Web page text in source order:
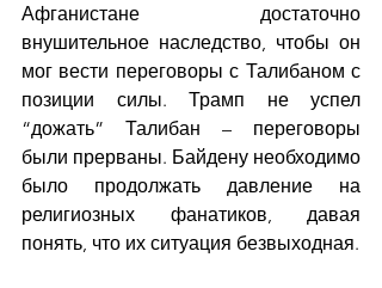
Афганистане достаточно
внушительное наследство, чтобы он
мог вести переговоры с Талибаном с
позиции силы. Трамп не успел
“дожать” Талибан – переговоры
были прерваны. Байдену необходимо
было продолжать давление на
религиозных фанатиков, давая
понять, что их ситуация безвыходная.